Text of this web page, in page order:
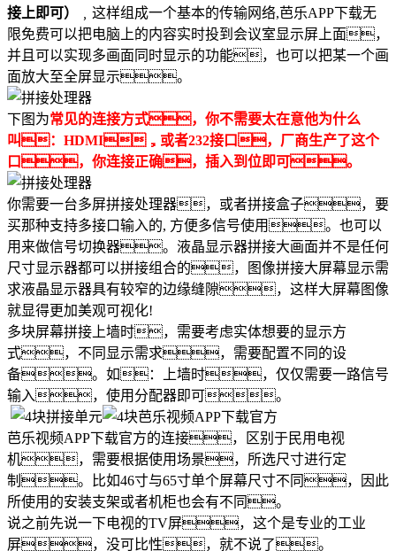
接上即可）
﹐这样组成一个基本的传输网络,芭乐APP下载无
限免费可以把电脑上的内容实时投到会议室显示屏上面，
并且可以实现多画面同时显示的功能，也可以把某一个画
面放大至全屏显示。
下图为常见的连接方式，你不需要太在意他为什么
叫：HDMI，或者232接口，厂商生产了这个
口，你连接正确，插入到位即可。
你需要一台多屏拼接处理器，或者拼接盒子，要
买那种支持多接口输入的, 方便多信号使用。也可以
用来做信号切换器。液晶显示器拼接大画面并不是任何
尺寸显示器都可以拼接组合的，图像拼接大屏幕显示需
求液晶显示器具有较窄的边缘缝隙，这样大屏幕图像
就显得更加美观可视化!
多块屏幕拼接上墙时，需要考虑实体想要的显示方
式，不同显示需求，需要配置不同的设
备。如：上墙时，仅仅需要一路信号
输入，使用分配器即可。
芭乐视频APP下载官方的连接，区别于民用电视
机，需要根据使用场景，所选尺寸进行定
制。比如46寸与65寸单个屏幕尺寸不同，因此
所使用的安装支架或者机柜也会有不同。
说之前先说一下电视的TV屏，这个是专业的工业
屏，没可比性，就不说了。